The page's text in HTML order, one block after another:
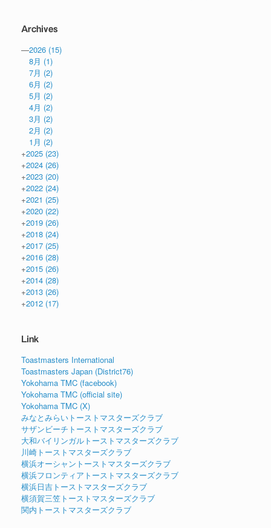
Archives
—2026 (15)
8月 (1)
7月 (2)
6月 (2)
5月 (2)
4月 (2)
3月 (2)
2月 (2)
1月 (2)
+2025 (23)
+2024 (26)
+2023 (20)
+2022 (24)
+2021 (25)
+2020 (22)
+2019 (26)
+2018 (24)
+2017 (25)
+2016 (28)
+2015 (26)
+2014 (28)
+2013 (26)
+2012 (17)
Link
Toastmasters International
Toastmasters Japan (District76)
Yokohama TMC (facebook)
Yokohama TMC (official site)
Yokohama TMC (X)
みなとみらいトーストマスターズクラブ
サザンビーチトーストマスターズクラブ
大和バイリンガルトーストマスターズクラブ
川崎トーストマスターズクラブ
横浜オーシャントーストマスターズクラブ
横浜フロンティアトーストマスターズクラブ
横浜日吉トーストマスターズクラブ
横須賀三笠トーストマスターズクラブ
関内トーストマスターズクラブ